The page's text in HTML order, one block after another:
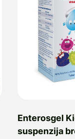
Enterosgel
suspenzija